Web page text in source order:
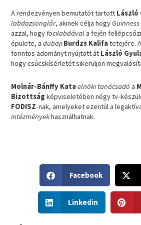
A rendezvényen bemutatót tartott László
labdazsonglőr, akinek célja hogy
azzal, hogyfocilabdávala fején
épülete, adubaji Burdzs Kalifatetejére. A
forintos adományt nyújtott át László
hogy csúcskísérletét sikerüljön
Molnár-Bánffy Kataelnöki tanácsadó a
Bizottság képviseletében négy tv-
FODISZ-nak, amelyeket ezentúl a
intézményekhasználhatnak.
h
r
Facebook
h
h
Linkedin
h